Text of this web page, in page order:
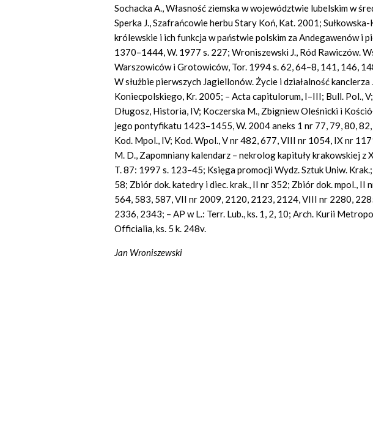
Sochacka A., Własność ziemska w województwie lubelskim w
Sperka J., Szafrańcowie herbu Stary Koń, Kat. 2001;
królewskie i ich funkcja w państwie polskim za Andegawenów i
1370–1444, W. 1977 s. 227; Wroniszewski J., Ród Rawiczów.
Warszowiców i Grotowiców, Tor. 1994 s. 62, 64–8, 141, 146,
W służbie pierwszych Jagiellonów. Życie i działalność kanclerza
Koniecpolskiego, Kr. 2005; – Acta capitulorum, I–III; Bull. Pol.,
Długosz, Historia, IV; Koczerska M., Zbigniew Oleśnicki i
jego pontyfikatu 1423–1455, W. 2004 aneks 1 nr 77, 79, 80,
Kod. Mpol., IV; Kod. Wpol., V nr 482, 677, VIII nr 1054, IX nr
M. D., Zapomniany kalendarz – nekrolog kapituły krakowskiej z
T. 87: 1997 s. 123–45; Księga promocji Wydz. Sztuk Uniw.
58; Zbiór dok. katedry i diec. krak., II nr 352; Zbiór dok. mpol., II
564, 583, 587, VII nr 2009, 2120, 2123, 2124, VIII nr 2280,
2336, 2343; – AP w L.: Terr. Lub., ks. 1, 2, 10; Arch. Kurii
Officialia, ks. 5 k. 248v.
Jan Wroniszewski